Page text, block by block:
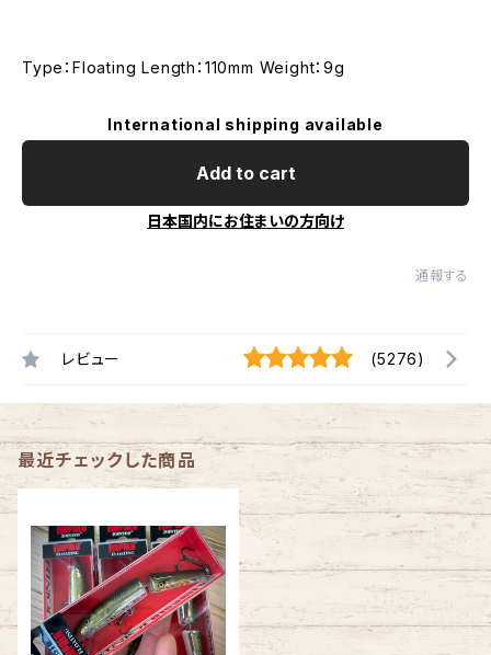
Type：Floating Length：110mm Weight：9g
International shipping available
Add to cart
日本国内にお住まいの方向け
通報する
レビュー (5276)
最近チェックした商品